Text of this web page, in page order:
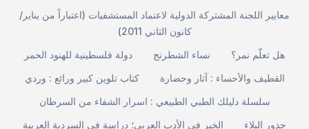
معايير اللجنة المشتركة الدولية لاعتماد المستشفيات (اعتباراً من يناير/
كانون الثاني 2011)
دولة فلسطينية للهنود الحمر
نساء الشطرنج
هل تعلّم نمر؟
كتاب تلوين كبير ورائع : وردي
القطيف والأحساء : آثار وحضارة
سلسلة دليلك الطبي الطبيعي : اسرار الشفاء من السرطان
الخبر في الأدب العربي؛ دراسة في السردية العربية
جذور البلاء